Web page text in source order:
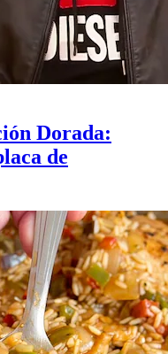
Dorada:
de